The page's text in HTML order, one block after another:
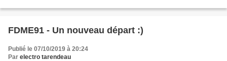
FDME91 - Un nouveau départ :)
Publié le 07/10/2019 à 20:24
Par electro tarendeau